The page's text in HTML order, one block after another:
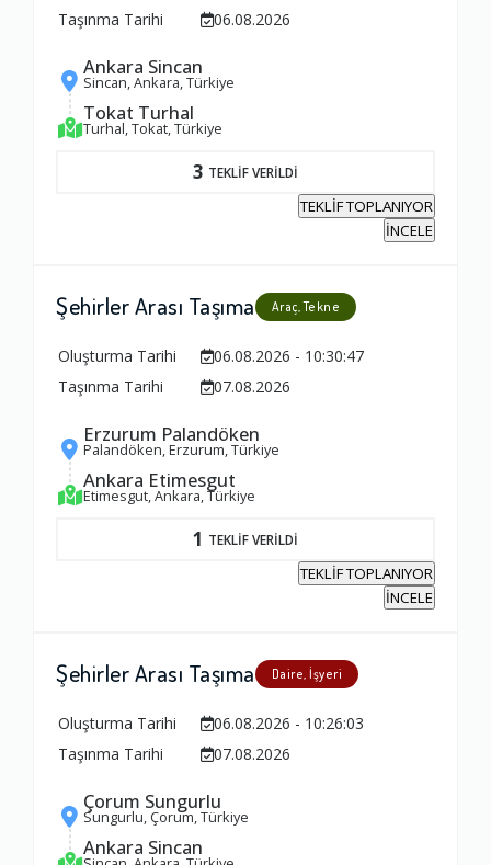
Taşınma Tarihi
06.08.2026
Ankara Sincan
Sincan, Ankara, Türkiye
Tokat Turhal
Turhal, Tokat, Türkiye
3 TEKLİF VERİLDİ
TEKLİF TOPLANIYOR
İNCELE
Şehirler Arası Taşıma Araç, Tekne
Oluşturma Tarihi
06.08.2026 - 10:30:47
Taşınma Tarihi
07.08.2026
Erzurum Palandöken
Palandöken, Erzurum, Türkiye
Ankara Etimesgut
Etimesgut, Ankara, Türkiye
1 TEKLİF VERİLDİ
TEKLİF TOPLANIYOR
İNCELE
Şehirler Arası Taşıma Daire, İşyeri
Oluşturma Tarihi
06.08.2026 - 10:26:03
Taşınma Tarihi
07.08.2026
Çorum Sungurlu
Sungurlu, Çorum, Türkiye
Ankara Sincan